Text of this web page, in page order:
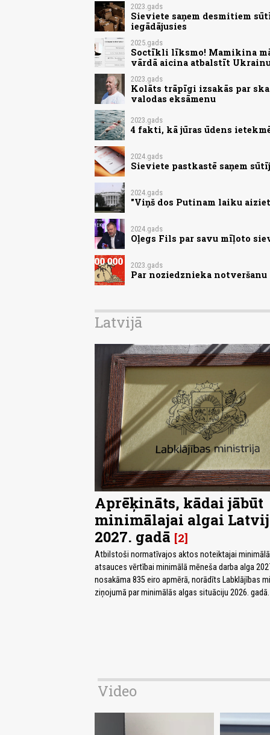
2023.gads
Sieviete saņem desmitiem
iegādājusies
2025.gads
Soctīkli līksmo! Mamikina
vārdā aicina atbalstīt
2023.gads
Kolāts trāpīgi izsakās par
valodas eksāmenu
2023.gads
4 fakti, kā jūras ūdens
2024.gads
Sieviete pastkastē saņem
2024.gads
"Viņš dos Putinam laiku
2024.gads
Oļegs Fils par savu mīļoto
2023.gads
Par noziedznieka notveršanu
Latvijā
Aprēķināts, kādai jābūt
minimālajai algai
2027. gadā 2
Atbilstoši normatīvajos aktos noteiktajai
atsauces vērtībai minimālā mēneša darba alga
nosakāma 835 eiro apmērā, norādīts Labklājības
ziņojumā par minimālās algas situāciju 2026. gadā.
Video